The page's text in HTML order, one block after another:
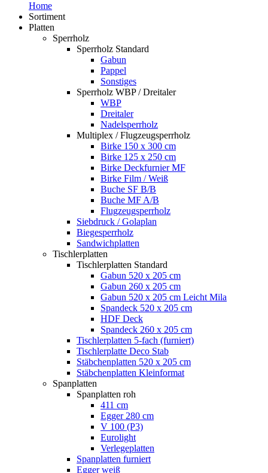
Home
Sortiment
Platten
Sperrholz
Sperrholz Standard
Gabun
Pappel
Sonstiges
Sperrholz WBP / Dreitaler
WBP
Dreitaler
Nadelsperrholz
Multiplex / Flugzeugsperrholz
Birke 150 x 300 cm
Birke 125 x 250 cm
Birke Deckfurnier MF
Birke Film / Weiß
Buche SF B/B
Buche MF A/B
Flugzeugsperrholz
Siebdruck / Golaplan
Biegesperrholz
Sandwichplatten
Tischlerplatten
Tischlerplatten Standard
Gabun 520 x 205 cm
Gabun 260 x 205 cm
Gabun 520 x 205 cm Leicht Mila
Spandeck 520 x 205 cm
HDF Deck
Spandeck 260 x 205 cm
Tischlerplatten 5-fach (furniert)
Tischlerplatte Deco Stab
Stäbchenplatten 520 x 205 cm
Stäbchenplatten Kleinformat
Spanplatten
Spanplatten roh
411 cm
Egger 280 cm
V 100 (P3)
Eurolight
Verlegeplatten
Spanplatten furniert
Egger weiß